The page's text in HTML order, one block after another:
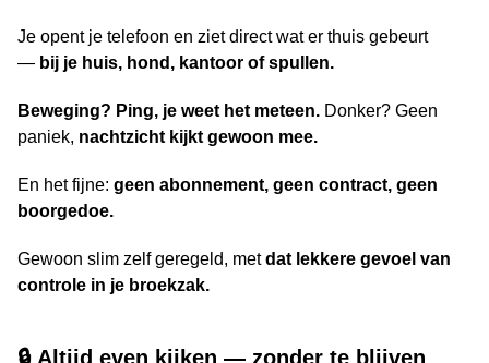
Je opent je telefoon en ziet direct wat er thuis gebeurt
— bij je huis, hond, kantoor of spullen.
Beweging? Ping, je weet het meteen. Donker? Geen
paniek, nachtzicht kijkt gewoon mee.
En het fijne: geen abonnement, geen contract, geen
boorgedoe.
Gewoon slim zelf geregeld, metdat lekkere gevoel van
controle in je broekzak.
🔒 Altijd even kijken — zonder te blijven